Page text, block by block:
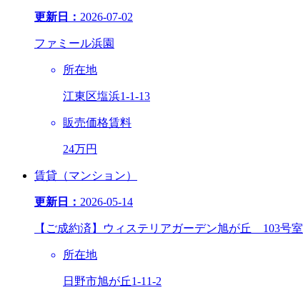
更新日： 2026-07-02
ファミール浜園
所在地
江東区塩浜1-1-13
販売価格賃料
24万円
賃貸（マンション）
更新日： 2026-05-14
【ご成約済】ウィステリアガーデン旭が丘 103号室
所在地
日野市旭が丘1-11-2